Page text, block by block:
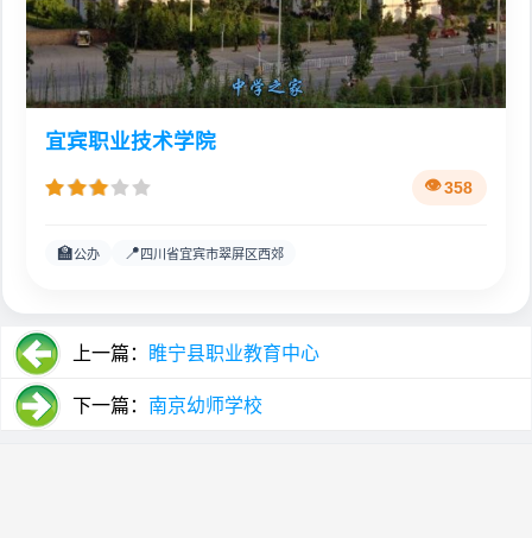
宜宾职业技术学院
358
🏫公办 📍四川省宜宾市翠屏区西郊
上一篇： 睢宁县职业教育中心
下一篇： 南京幼师学校